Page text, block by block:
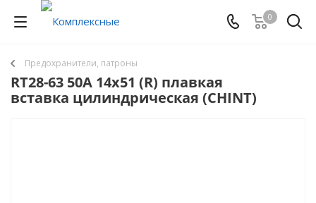
0
Предохранители, патроны
RT28-63 50A 14х51 (R) плавкая
вставка цилиндрическая (CHINT)